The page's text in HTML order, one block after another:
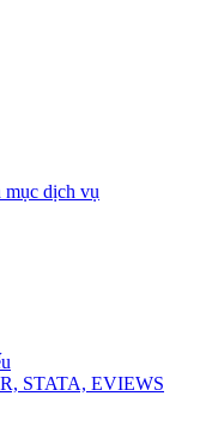
dịch vụ
STATA, EVIEWS